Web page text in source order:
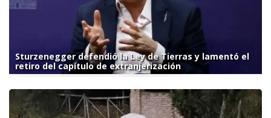
Sturzenegger defendió la Ley de Tierras y lamentó el
retiro del capítulo de extranjerización